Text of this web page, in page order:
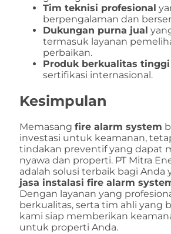
Tim teknisi profesional
berpengalaman dan
Dukungan purna jual
termasuk layanan
perbaikan.
Produk berkualitas tinggi
sertifikasi internasional.
Kesimpulan
Memasang fire alarm system
investasi untuk keamanan,
tindakan preventif yang dapat
nyawa dan properti. PT Mitra
adalah solusi terbaik bagi Anda
jasa instalasi fire alarm
Dengan layanan yang
berkualitas, serta tim ahli yang
kami siap memberikan
untuk properti Anda.